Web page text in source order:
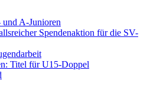
A-Junioren
Spendenaktion für die SV-
Titel für U15-Doppel